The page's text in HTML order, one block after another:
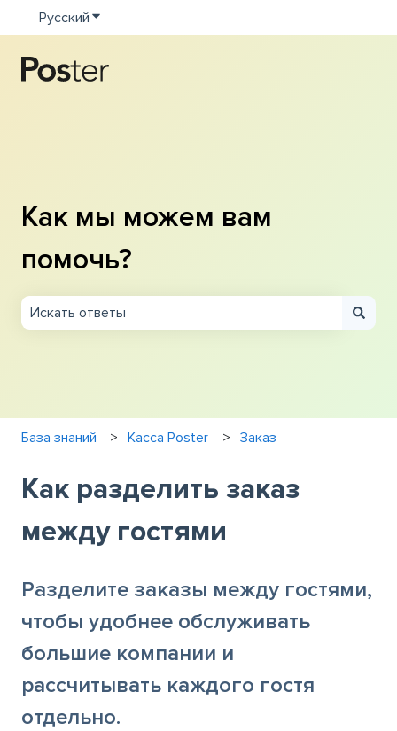
Русский Показать подменю для переводов
Как мы можем вам
помочь?
База знаний Касса Poster Заказ
Как разделить заказ
между гостями
Разделите заказы между гостями,
чтобы удобнее обслуживать
большие компании и
рассчитывать каждого гостя
отдельно.